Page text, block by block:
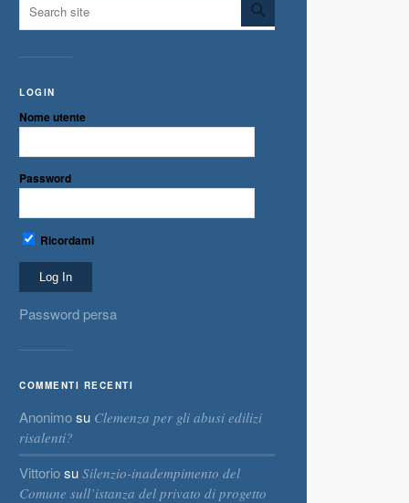
LOGIN
Nome utente
Password
Ricordami
Password persa
COMMENTI RECENTI
Anonimosu Clemenza per gli abusi edilizi
risalenti?
Vittoriosu Silenzio-inadempimento del
Comune sull’istanza del privato di progetto